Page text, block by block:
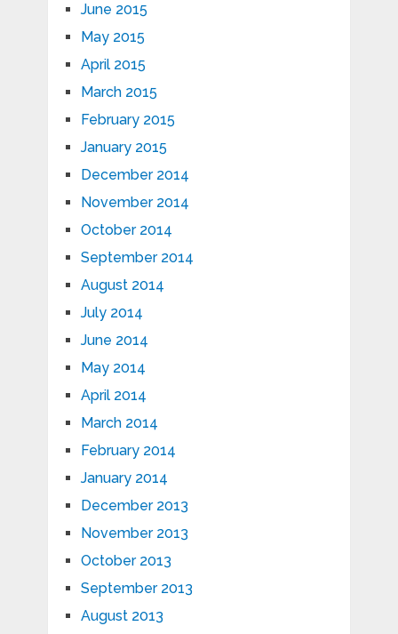
June 2015
May 2015
April 2015
March 2015
February 2015
January 2015
December 2014
November 2014
October 2014
September 2014
August 2014
July 2014
June 2014
May 2014
April 2014
March 2014
February 2014
January 2014
December 2013
November 2013
October 2013
September 2013
August 2013